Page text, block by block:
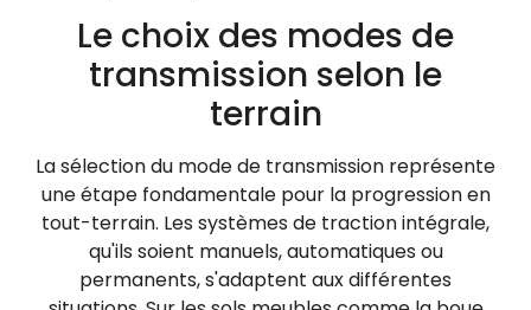
Le choix des modes de
transmission selon le
terrain
La sélection du mode de transmission représente
une étape fondamentale pour la progression en
tout-terrain. Les systèmes de traction intégrale,
qu'ils soient manuels, automatiques ou
permanents, s'adaptent aux différentes